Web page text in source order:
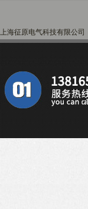
上海征原电气科技有限公司